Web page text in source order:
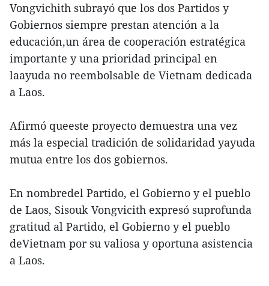
Vongvichith subrayó que los dos Partidos y
Gobiernos siempre prestan atención a la
educación,un área de cooperación estratégica
importante y una prioridad principal en
laayuda no reembolsable de Vietnam dedicada
a Laos.
Afirmó queeste proyecto demuestra una vez
más la especial tradición de solidaridad yayuda
mutua entre los dos gobiernos.
En nombredel Partido, el Gobierno y el pueblo
de Laos, Sisouk Vongvicith expresó suprofunda
gratitud al Partido, el Gobierno y el pueblo
deVietnam por su valiosa y oportuna asistencia
a Laos.